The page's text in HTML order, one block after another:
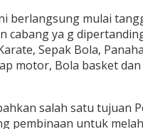
berlangsung mulai
cabang ya g
Sepak Bola,
motor, Bola basket
salah satu tujuan
pembinaan untuk